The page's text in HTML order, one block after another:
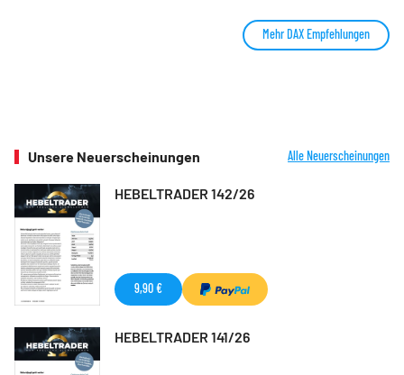
Mehr DAX Empfehlungen
Unsere Neuerscheinungen Alle Neuerscheinungen
HEBELTRADER 142/26
9,90 €
HEBELTRADER 141/26